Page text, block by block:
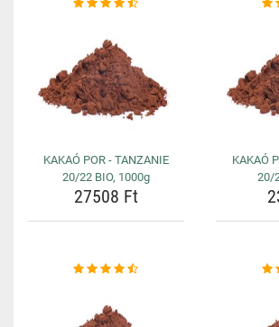
KAKAÓ POR - TANZANIE
20/22 BIO, 1000g
27508 Ft
KAKAÓ
20/